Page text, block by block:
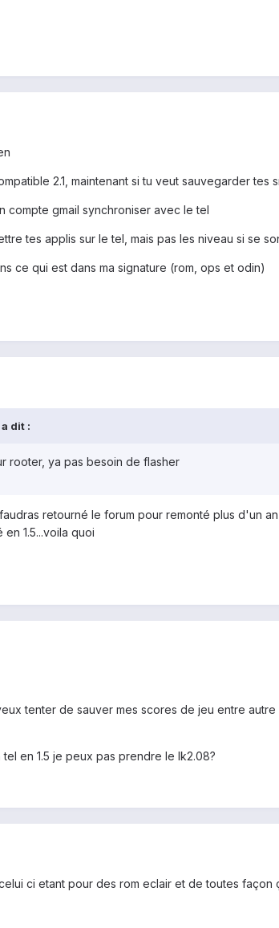
2.1, maintenant si tu veut sauvegarder tes
compte gmail synchroniser avec le tel
tes applis sur le tel, mais pas les niveau si se
ce qui est dans ma signature (rom, ops et odin)
dit :
rooter, ya pas besoin de flasher
retourné le forum pour remonté plus d'un
1.5...voila quoi
tenter de sauver mes scores de jeu entre
en 1.5 je peux pas prendre le lk2.08?
ci etant pour des rom eclair et de toutes